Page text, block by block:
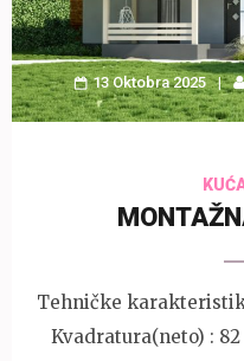
13 Oktobra 2025
Tehničke
Kvadratura(neto) :